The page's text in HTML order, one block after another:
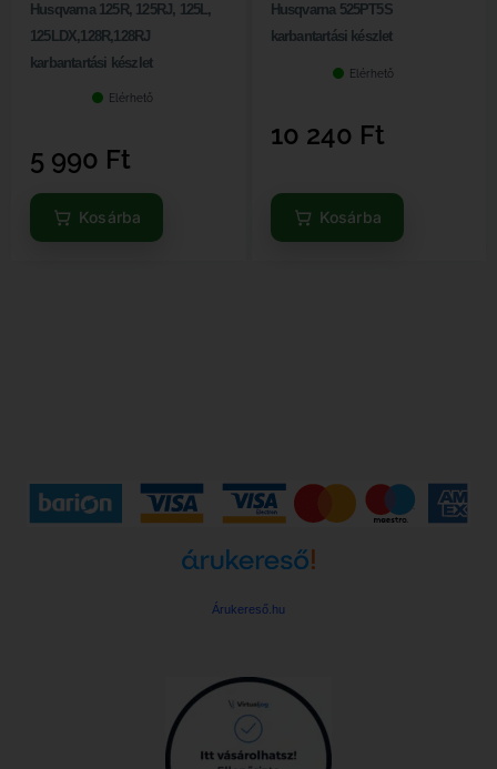
Husqvarna 125R, 125RJ, 125L,
125LDX,128R,128RJ
karbantartási készlet
Elérhető
5 990 Ft
Kosárba
Husqvarna 525PT5S
karbantartási készlet
Elérhető
10 240 Ft
Kosárba
Árukereső.hu